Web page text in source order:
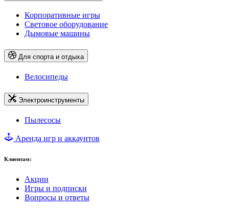
Корпоративные игры
Световое оборудование
Дымовые машины
Для спорта и отдыха
Велосипеды
Электроинструменты
Пылесосы
Аренда игр и аккаунтов
Клиентам:
Акции
Игры и подписки
Вопросы и ответы